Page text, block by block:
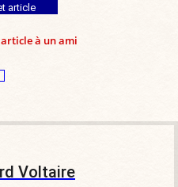
article
à un ami
Voltaire